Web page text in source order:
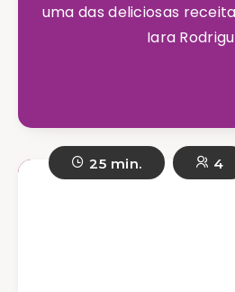
uma das deliciosas
Iara
25 min. 4